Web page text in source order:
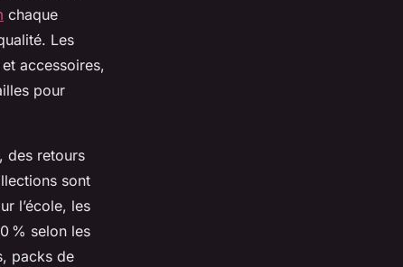
chaque
Les
accessoires,
pour
des retours
sont
l’école, les
% selon les
packs de